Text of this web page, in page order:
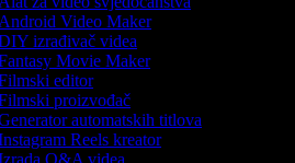
Video Maker
izrađivač videa
Movie Maker
editor
proizvođač
automatskih titlova
Reels kreator